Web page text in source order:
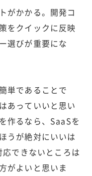
がかかる。開発コ
をクイックに反映
選びが重要にな
単であることで
あっていいと思い
作るなら、SaaSを
うが絶対にいいは
できないところは
がよいと思いま